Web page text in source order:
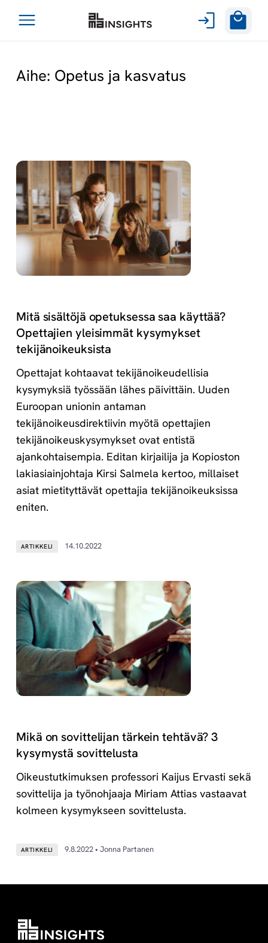
Avaa
Aihe: Opetus ja kasvatus
Mitä sisältöjä opetuksessa saa käyttää?
Opettajien yleisimmät kysymykset
tekijänoikeuksista
Opettajat kohtaavat tekijänoikeudellisia
kysymyksiä työssään lähes päivittäin. Uuden
Euroopan unionin antaman
tekijänoikeusdirektiivin myötä opettajien
tekijänoikeuskysymykset ovat entistä
ajankohtaisempia. Editan kirjailija ja Kopioston
lakiasiainjohtaja Kirsi Salmela kertoo, millaiset
asiat mietityttävät opettajia tekijänoikeuksissa
eniten.
ARTIKKELI 14.10.2022
Mikä on sovittelijan tärkein tehtävä? 3
kysymystä sovittelusta
Oikeustutkimuksen professori Kaijus Ervasti sekä
sovittelija ja työnohjaaja Miriam Attias vastaavat
kolmeen kysymykseen sovittelusta.
ARTIKKELI 9.8.2022 • Jonna Partanen